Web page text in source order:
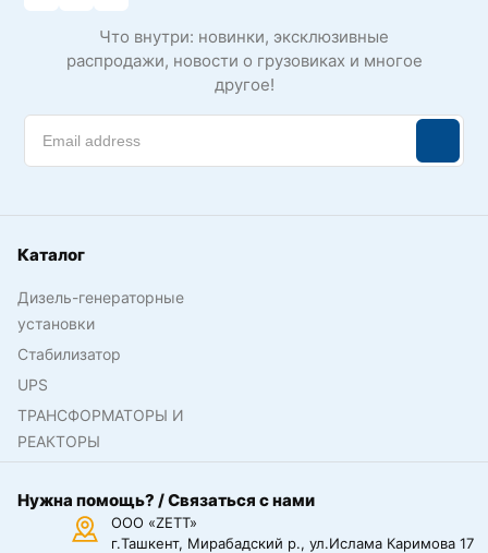
Что внутри: новинки, эксклюзивные
распродажи, новости о грузовиках и многое
другое!
Каталог
Дизель-генераторные
установки
Стабилизатор
UPS
ТРАНСФОРМАТОРЫ И
РЕАКТОРЫ
Нужна помощь? / Связаться с нами
ООО «ZETT»
г.Ташкент, Мирабадский р., ул.Ислама Каримова 17